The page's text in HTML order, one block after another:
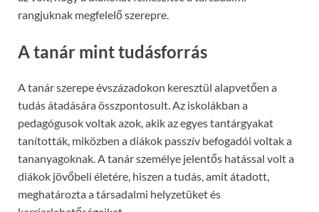
rangjuknak megfelelő szerepre.
A tanár mint tudásforrás
A tanár szerepe évszázadokon keresztül alapvetően a
tudás átadására összpontosult. Az iskolákban a
pedagógusok voltak azok, akik az egyes tantárgyakat
tanították, miközben a diákok passzív befogadói voltak a
tananyagoknak. A tanár személye jelentős hatással volt a
diákok jövőbeli életére, hiszen a tudás, amit átadott,
meghatározta a társadalmi helyzetüket és